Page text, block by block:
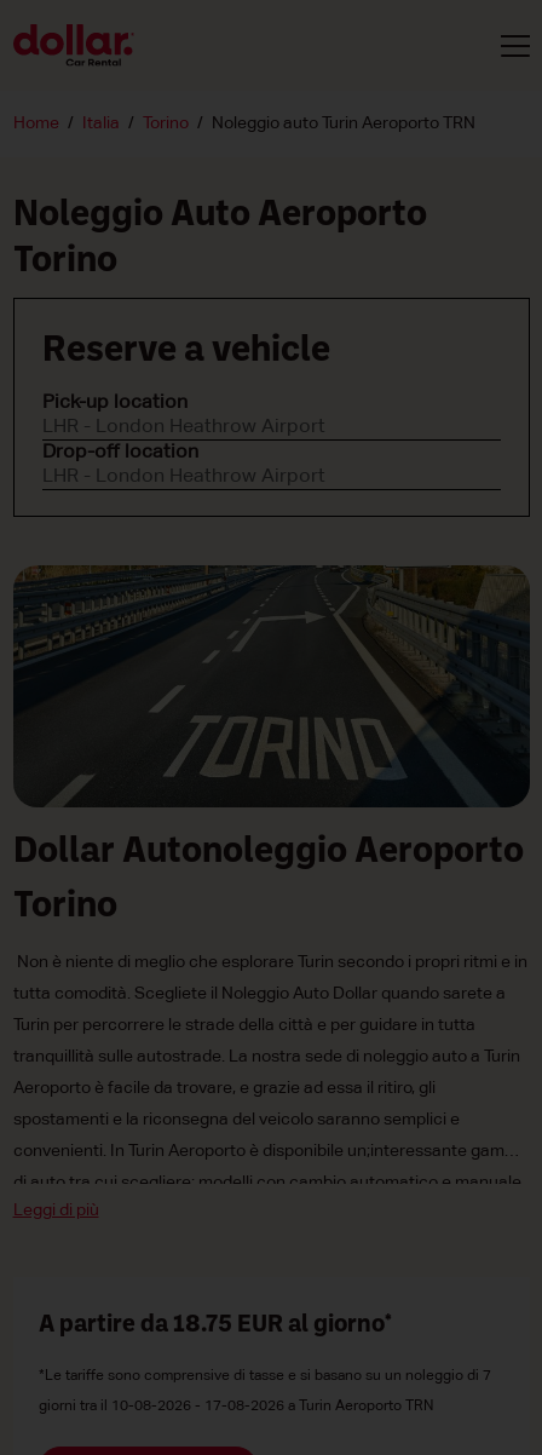
Home Italia Torino Noleggio auto Turin Aeroporto TRN
Noleggio Auto Aeroporto
Torino
Reserve a vehicle
Pick-up location
LHR - London Heathrow Airport
Drop-off location
LHR - London Heathrow Airport
Dollar Autonoleggio Aeroporto
Torino
Non è niente di meglio che esplorare Turin secondo i propri ritmi e in
tutta comodità. Scegliete il Noleggio Auto Dollar quando sarete a
Turin per percorrere le strade della città e per guidare in tutta
tranquillità sulle autostrade. La nostra sede di noleggio auto a Turin
Aeroporto è facile da trovare, e grazie ad essa il ritiro, gli
spostamenti e la riconsegna del veicolo saranno semplici e
convenienti. In Turin Aeroporto è disponibile un;interessante gamma
di auto tra cui scegliere: modelli con cambio automatico e manuale,
auto mini,compatte
Leggi di più
A partire da 18.75 EUR al giorno*
*Le tariffe sono comprensive di tasse e si basano su un noleggio di 7
giorni tra il 10-08-2026 - 17-08-2026 a Turin Aeroporto TRN